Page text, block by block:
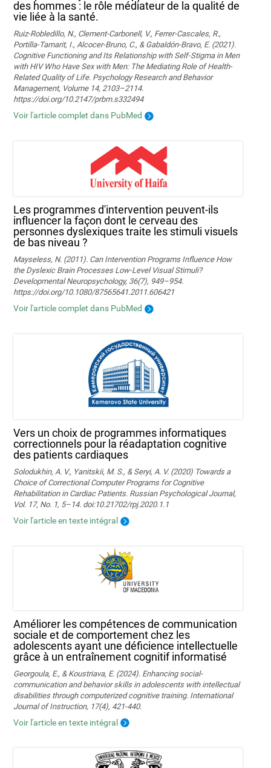
des hommes : le rôle médiateur de la qualité de
vie liée à la santé.
Ruiz-Robledillo, N., Clement-Carbonell, V., Ferrer-Cascales, R.,
Portilla-Tamarit, I., Alcocer-Bruno, C., & Gabaldón-Bravo, E. (2021).
Cognitive Functioning and Its Relationship with Self-Stigma in Men
with HIV Who Have Sex with Men: The Mediating Role of Health-
Related Quality of Life. Psychology Research and Behavior
Management, Volume 14, 2103–2114.
https://doi.org/10.2147/prbm.s332494
Voir l'article complet dans PubMed
Les programmes d'intervention peuvent-ils
influencer la façon dont le cerveau des
personnes dyslexiques traite les stimuli visuels
de bas niveau ?
Mayseless, N. (2011). Can Intervention Programs Influence How
the Dyslexic Brain Processes Low-Level Visual Stimuli?
Developmental Neuropsychology, 36(7), 949–954.
https://doi.org/10.1080/87565641.2011.606421
Voir l'article complet dans PubMed
Vers un choix de programmes informatiques
correctionnels pour la réadaptation cognitive
des patients cardiaques
Solodukhin, A. V., Yanitskii, M. S., & Seryi, A. V. (2020) Towards a
Choice of Correctional Computer Programs for Cognitive
Rehabilitation in Cardiac Patients. Russian Psychological Journal,
Vol. 17, No. 1, 5–14. doi:10.21702/rpj.2020.1.1
Voir l'article en texte intégral
Améliorer les compétences de communication
sociale et de comportement chez les
adolescents ayant une déficience intellectuelle
grâce à un entraînement cognitif informatisé
Georgoula, E., & Koustriava, E. (2024). Enhancing social-
communication and behavior skills in adolescents with intellectual
disabilities through computerized cognitive training. International
Journal of Instruction, 17(4), 421-440.
Voir l'article en texte intégral